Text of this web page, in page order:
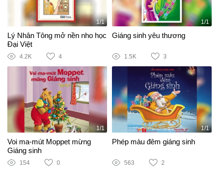
1/1
Lý Nhân Tông mở nền nho học
Đại Việt
4.2K 4
1/1
Giáng sinh yêu thương
1.5K 3
1/1
Voi ma-mút Moppet mừng
Giáng sinh
154 0
1/1
Phép màu đêm giáng sinh
563 2